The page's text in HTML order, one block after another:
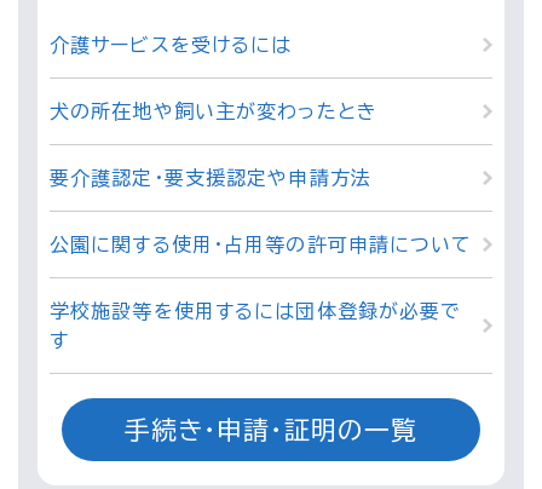
介護サービスを受けるには
犬の所在地や飼い主が変わったとき
要介護認定・要支援認定や申請方法
公園に関する使用・占用等の許可申請について
学校施設等を使用するには団体登録が必要で
す
手続き・申請・証明の一覧